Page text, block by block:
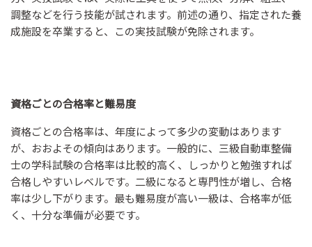
調整などを行う技能が試されます。前述の通り、指定された養
成施設を卒業すると、この実技試験が免除されます。
資格ごとの合格率と難易度
資格ごとの合格率は、年度によって多少の変動はあります
が、おおよその傾向はあります。一般的に、三級自動車整備
士の学科試験の合格率は比較的高く、しっかりと勉強すれば
合格しやすいレベルです。二級になると専門性が増し、合格
率は少し下がります。最も難易度が高い一級は、合格率が低
く、十分な準備が必要です。